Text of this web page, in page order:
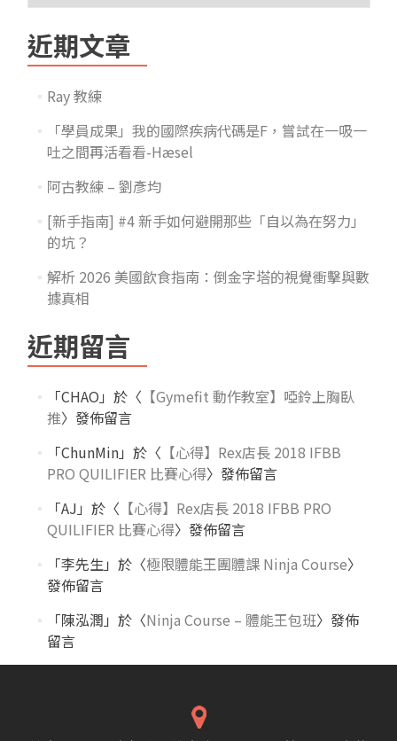
近期文章
Ray 教練
「學員成果」我的國際疾病代碼是F，嘗試在一吸一
吐之間再活看看-Hæsel
阿古教練 – 劉彥均
[新手指南] #4 新手如何避開那些「自以為在努力」
的坑？
解析 2026 美國飲食指南：倒金字塔的視覺衝擊與數
據真相
近期留言
「CHAO 」於〈 【Gymefit 動作教室】啞鈴上胸臥
推〉發佈留言
「ChunMin」於〈 【心得】Rex店長 2018 IFBB
PRO QUILIFIER 比賽心得〉發佈留言
「AJ 」於〈 【心得】Rex店長 2018 IFBB PRO
QUILIFIER 比賽心得〉發佈留言
「李先生」於〈極限體能王團體課 Ninja Course〉
發佈留言
「陳泓潤 」於〈Ninja Course – 體能王包班〉發佈
留言